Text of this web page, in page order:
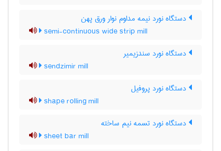
دستگاه نورد نیمه مداوم نوار ورق پهن
semi-continuous wide strip mill
دستگاه نورد سندزیمیر
sendzimir mill
دستگاه نورد پروفیل
shape rolling mill
دستگاه نورد تسمه نیم ساخته
sheet bar mill